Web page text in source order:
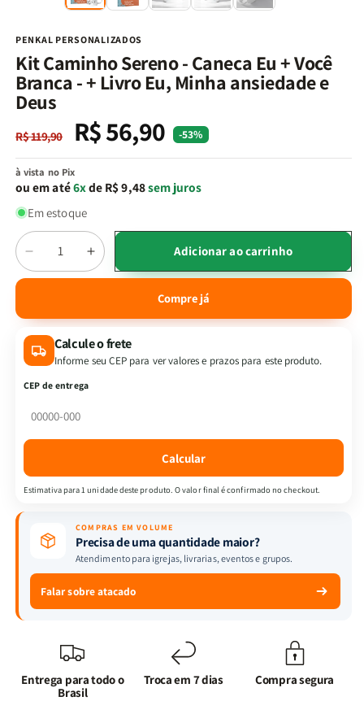
PENKAL PERSONALIZADOS
Kit Caminho Sereno - Caneca Eu + Você
Branca - + Livro Eu, Minha ansiedade e
Deus
Preço
normal
R$ 119,90
Preço
promocional
R$ 56,90 -53%
à vista no Pix
ou em até6xde R$ 9,48sem juros
Em estoque
Quantidade
Diminuir
a
Kit
Caminho
Sereno
Eu
-
+
Eu,
Minha
ansiedade
e
Deus
Aumentar
a
quantidade
Kit
Caminho
Sereno
-
+
Eu,
Minha
ansiedade
Deus
Adicionar ao carrinho
Compre já
Calcule o frete
Informe seu CEP para ver valores e prazos para este produto.
CEP de entrega
Calcular
Estimativa para 1 unidade deste produto. O valor final é confirmado no checkout.
COMPRAS EM VOLUME
Precisa de uma quantidade maior?
Atendimento para igrejas, livrarias, eventos e grupos.
Falar sobre atacado
Entrega para todo o
Brasil
Troca em 7 dias Compra segura